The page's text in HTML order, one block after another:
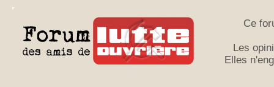
Ce
Les
Elles